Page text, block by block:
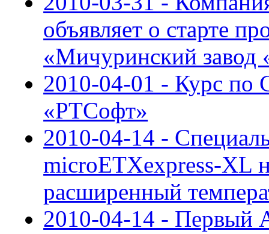
объявляет о старте
«Мичуринский завод
2010-04-01 - Курс по
«РТСофт»
2010-04-14 -
microETXexpress-XL
расширенный
2010-04-14 - Первый